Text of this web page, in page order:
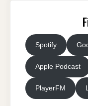
Spotify
Apple Podcast
PlayerFM